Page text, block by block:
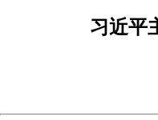
习近平